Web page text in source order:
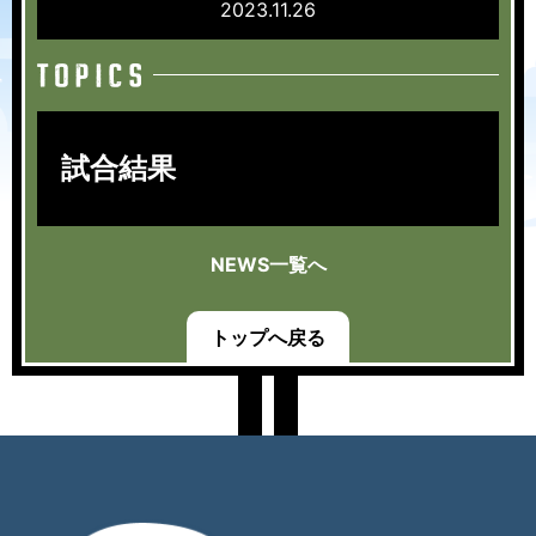
2023.11.26
試合結果
NEWS一覧へ
トップへ戻る